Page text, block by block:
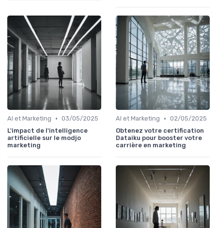
AI et Marketing • 03/05/2025
L'impact de l'intelligence
artificielle sur le modjo
marketing
AI et Marketing • 02/05/2025
Obtenez votre certification
Dataiku pour booster votre
carrière en marketing